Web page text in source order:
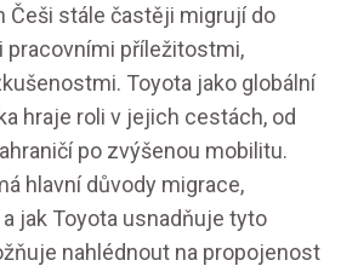
Češi stále častěji migrují do
pracovními příležitostmi,
Toyota jako globální
hraje roli v jejich cestách, od
po zvýšenou mobilitu.
hlavní důvody migrace,
jak Toyota usnadňuje tyto
nahlédnout na propojenost